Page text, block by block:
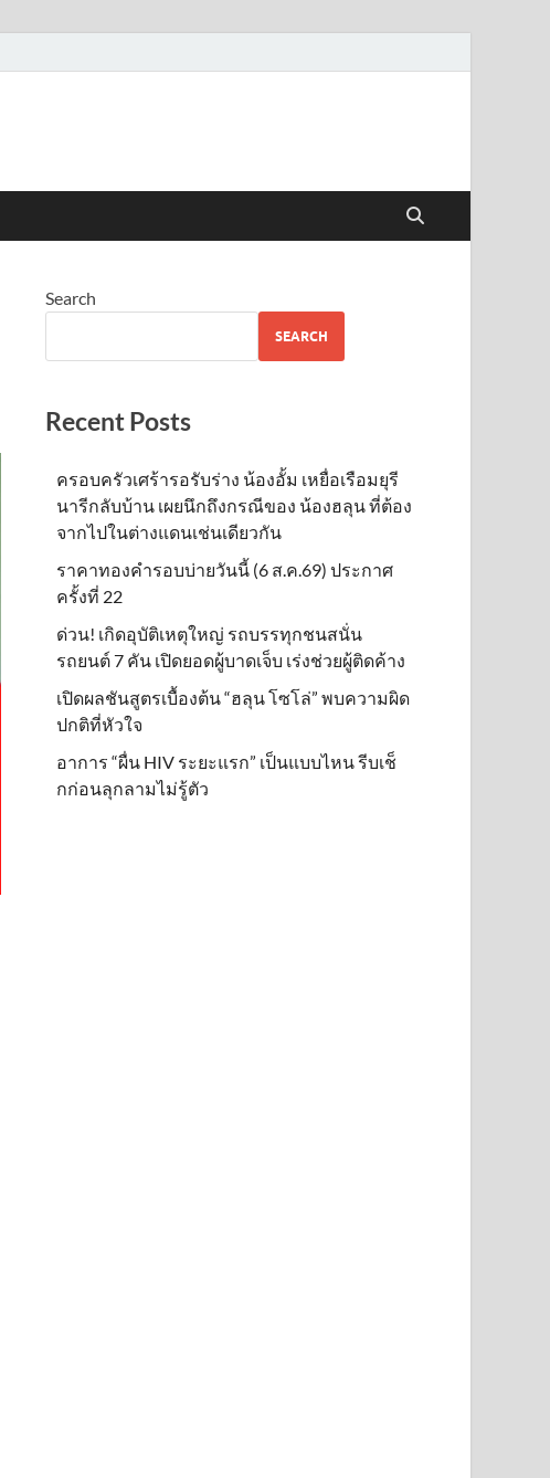
Search
SEARCH
Recent Posts
ครอบครัวเศร้ารอรับร่าง น้องอั้ม เหยื่อเรือมยุรี
นารีกลับบ้าน เผยนึกถึงกรณีของ น้องฮลุน ที่ต้อง
จากไปในต่างแดนเช่นเดียวกัน
ราคาทองคำรอบบ่ายวันนี้ (6 ส.ค.69) ประกาศ
ครั้งที่ 22
ด่วน! เกิดอุบัติเหตุใหญ่ รถบรรทุกชนสนั่น
รถยนต์ 7 คัน เปิดยอดผู้บาดเจ็บ เร่งช่วยผู้ติดค้าง
เปิดผลชันสูตรเบื้องต้น “ฮลุน โซโล่” พบความผิด
ปกติที่หัวใจ
อาการ “ผื่น HIV ระยะแรก” เป็นแบบไหน รีบเช็
กก่อนลุกลามไม่รู้ตัว